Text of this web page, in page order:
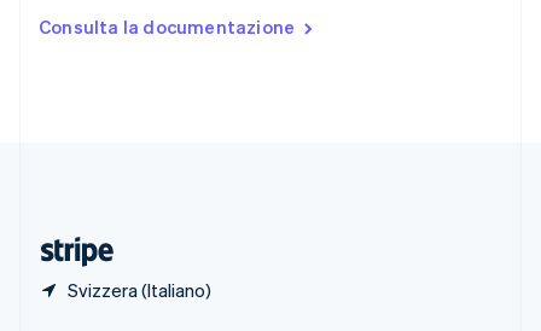
Consulta la documentazione
Svizzera (Italiano)
English Español简体中文